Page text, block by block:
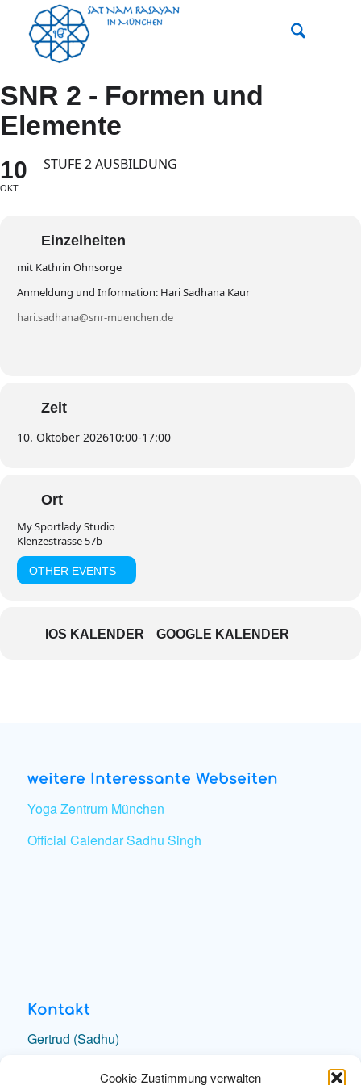
Cookie-Zustimmung verwalten
SNR 2 - Formen und
Elemente
10
OKT
STUFE 2 AUSBILDUNG
Einzelheiten
mit Kathrin Ohnsorge
Anmeldung und Information: Hari Sadhana Kaur
hari.sadhana@snr-muenchen.de
Zeit
10. Oktober 202610:00-17:00
Ort
My Sportlady Studio
Klenzestrasse 57b
OTHER EVENTS
IOS KALENDER GOOGLE KALENDER
weitere Interessante Webseiten
Yoga Zentrum München
Official Calendar Sadhu Singh
Kontakt
Gertrud (Sadhu)